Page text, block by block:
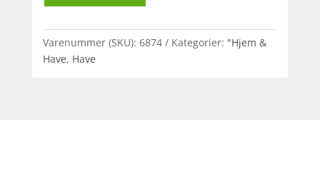
Varenummer (SKU): 6874 Kategorier: "Hjem &
Have, Have